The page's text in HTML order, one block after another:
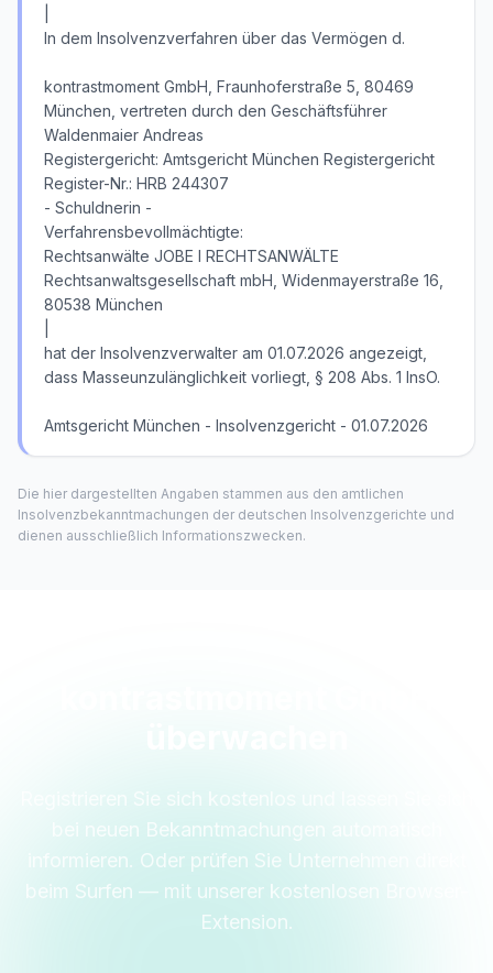
In dem Insolvenzverfahren über das Vermögen d.
kontrastmoment GmbH, Fraunhoferstraße 5, 80469
München, vertreten durch den Geschäftsführer
Waldenmaier Andreas
Registergericht: Amtsgericht München Registergericht
Register-Nr.: HRB 244307
- Schuldnerin -
Verfahrensbevollmächtigte:
Rechtsanwälte JOBE I RECHTSANWÄLTE
Rechtsanwaltsgesellschaft mbH, Widenmayerstraße 16,
80538 München
hat der Insolvenzverwalter am 01.07.2026 angezeigt,
dass Masseunzulänglichkeit vorliegt, § 208 Abs. 1 InsO.
Amtsgericht München - Insolvenzgericht - 01.07.2026
Die hier dargestellten Angaben stammen aus den amtlichen
Insolvenzbekanntmachungen der deutschen Insolvenzgerichte und
dienen ausschließlich Informationszwecken.
Registrieren Sie sich kostenlos und lassen Sie sich
bei neuen Bekanntmachungen automatisch
informieren. Oder prüfen Sie Unternehmen direkt
beim Surfen — mit unserer kostenlosen Browser-
Extension.